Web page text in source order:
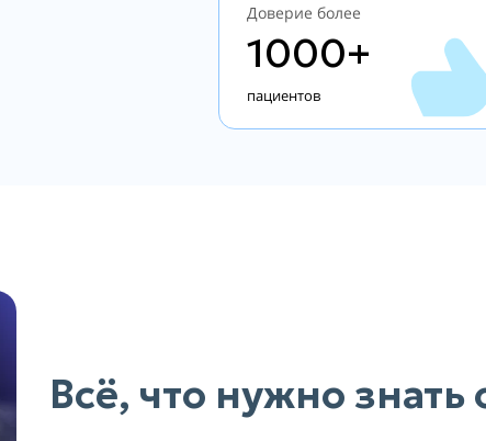
Доверие более
1000+
пациентов
Всё, что нужно